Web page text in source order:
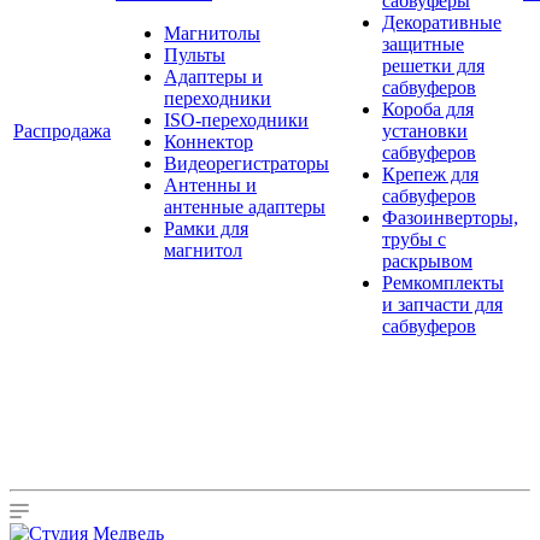
Распродажа
Магнитолы
Пульты
Адаптеры и
переходники
ISO-переходники
Коннектор
Видеорегистраторы
Антенны и
антенные адаптеры
Рамки для
магнитол
Декоративные
защитные
решетки для
сабвуферов
Короба для
установки
сабвуферов
Крепеж для
сабвуферов
Фазоинверторы,
трубы с
раскрывом
Ремкомплекты
и запчасти для
сабвуферов